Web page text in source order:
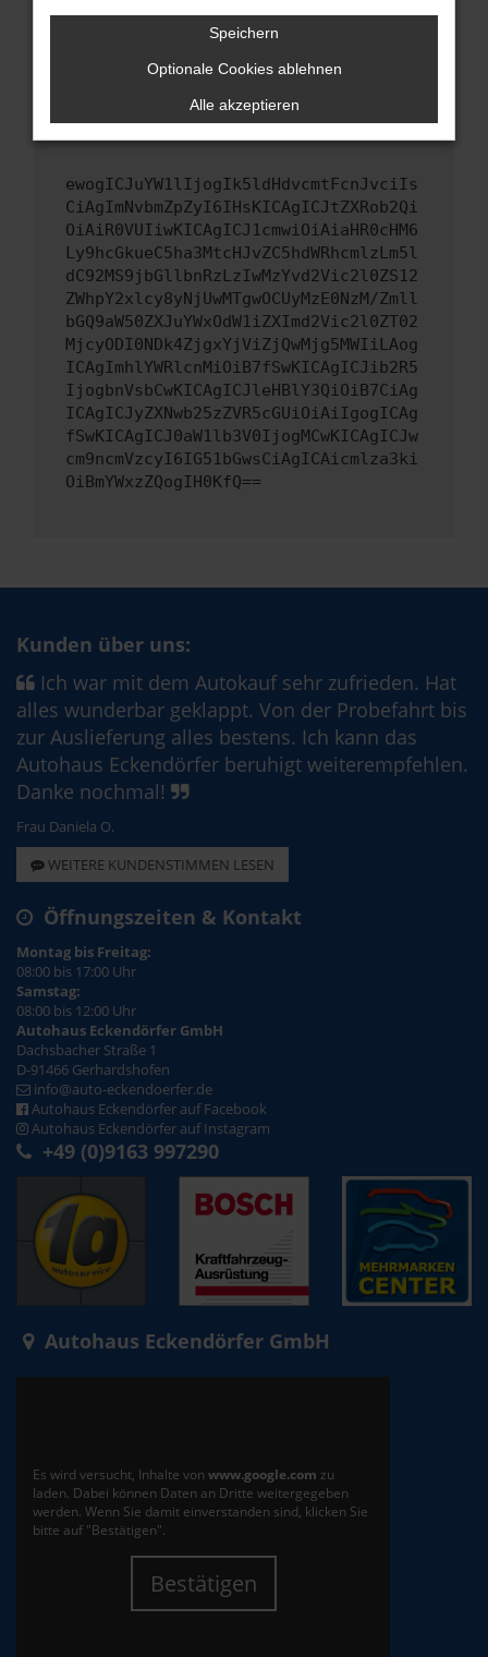
Wende dich an den Webseitenbetreiber.
Wenn du alle oben genannten Schritte versucht
hast, kontaktiere uns bitte. Wir werden
versuchen, das Problem zu beheben. Du kannst
uns diesen Text schicken, um uns bei der
ewogICJuYW1lIjogIk5ldHdvcmtFcnJvciIs
CiAgImNvbmZpZyI6IHsKICAgICJtZXRob2Qi
OiAiR0VUIiwKICAgICJ1cmwiOiAiaHR0cHM6
Ly9hcGkueC5ha3MtcHJvZC5hdWRhcmlzLm5l
dC92MS9jbGllbnRzLzIwMzYvd2Vic2l0ZS12
ZWhpY2xlcy8yNjUwMTgwOCUyMzE0NzM/Zmll
bGQ9aW50ZXJuYWxOdW1iZXImd2Vic2l0ZT02
MjcyODI0NDk4ZjgxYjViZjQwMjg5MWIiLAog
ICAgImhlYWRlcnMiOiB7fSwKICAgICJib2R5
IjogbnVsbCwKICAgICJleHBlY3QiOiB7CiAg
ICAgICJyZXNwb25zZVR5cGUiOiAiIgogICAg
fSwKICAgICJ0aW1lb3V0IjogMCwKICAgICJw
cm9ncmVzcyI6IG51bGwsCiAgICAicmlza3ki
OiBmYWxzZQogIH0KfQ==
Kunden über uns:
Ich war mit dem Autokauf sehr zufrieden. Hat
alles wunderbar geklappt. Von der Probefahrt bis
zur Auslieferung alles bestens. Ich kann das
Autohaus Eckendörfer beruhigt weiterempfehlen.
Danke nochmal!
Frau Daniela O.
WEITERE KUNDENSTIMMEN LESEN
Öffnungszeiten & Kontakt
Montag bis Freitag:
08:00 bis 17:00 Uhr
Samstag:
08:00 bis 12:00 Uhr
Autohaus Eckendörfer GmbH
Dachsbacher Straße 1
D-91466 Gerhardshofen
info@auto-eckendoerfer.de
Autohaus Eckendörfer auf Facebook
Autohaus Eckendörfer auf Instagram
+49 (0)9163 997290
Autohaus Eckendörfer GmbH
Es wird versucht, Inhalte von www.google.com zu
laden. Dabei können Daten an Dritte weitergegeben
werden. Wenn Sie damit einverstanden sind, klicken Sie
bitte auf "Bestätigen".
Bestätigen
Speichern
Optionale Cookies ablehnen
Alle akzeptieren